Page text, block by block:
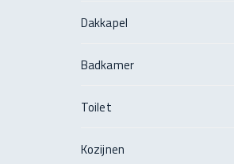
Dakkapel
Badkamer
Toilet
Kozijnen